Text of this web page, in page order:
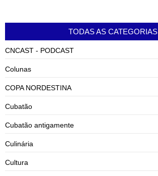
TODAS AS CATEGORIAS
CNCAST - PODCAST
Colunas
COPA NORDESTINA
Cubatão
Cubatão antigamente
Culinária
Cultura